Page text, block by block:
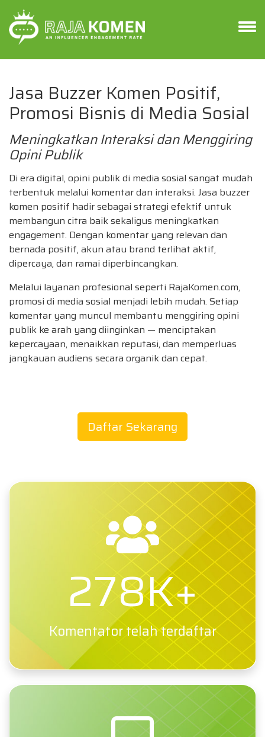
Jasa Buzzer Komen Positif,
Promosi Bisnis di Media Sosial
Meningkatkan Interaksi dan Menggiring
Opini Publik
Di era digital, opini publik di media sosial sangat mudah
terbentuk melalui komentar dan interaksi. Jasa buzzer
komen positif hadir sebagai strategi efektif untuk
membangun citra baik sekaligus meningkatkan
engagement. Dengan komentar yang relevan dan
bernada positif, akun atau brand terlihat aktif,
dipercaya, dan ramai diperbincangkan.
Melalui layanan profesional seperti RajaKomen.com,
promosi di media sosial menjadi lebih mudah. Setiap
komentar yang muncul membantu menggiring opini
publik ke arah yang diinginkan — menciptakan
kepercayaan, menaikkan reputasi, dan memperluas
jangkauan audiens secara organik dan cepat.
Daftar Sekarang
278K+
Komentator telah terdaftar